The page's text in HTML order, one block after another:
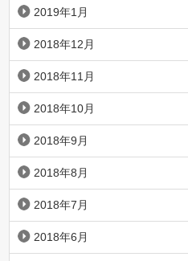
2019年1月
2018年12月
2018年11月
2018年10月
2018年9月
2018年8月
2018年7月
2018年6月